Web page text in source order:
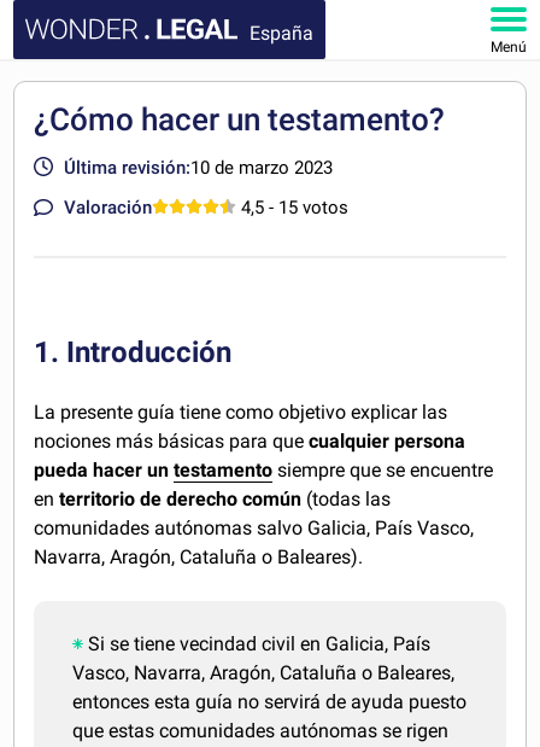
España
Menú
DOCUMENTOS
FAQ
¿Cómo hacer un testamento?
Última revisión:10 de marzo 2023
Valoración
4,5 - 15 votos
1. Introducción
La presente guía tiene como objetivo explicar las
nociones más básicas para quecualquier persona
pueda hacer untestamento siempre que se encuentre
en territorio de derecho común (todas las
comunidades autónomas salvo Galicia, País Vasco,
Navarra, Aragón, Cataluña o Baleares).
Si se tiene vecindad civil en Galicia, País
Vasco, Navarra, Aragón, Cataluña o Baleares,
entonces esta guía no servirá de ayuda puesto
que estas comunidades autónomas se rigen